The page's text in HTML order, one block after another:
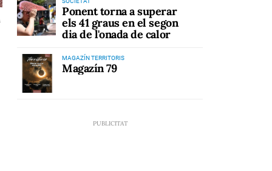
Ponent torna a superar
els 41 graus en el segon
dia de l'onada de calor
MAGAZÍN TERRITORIS
Magazín 79